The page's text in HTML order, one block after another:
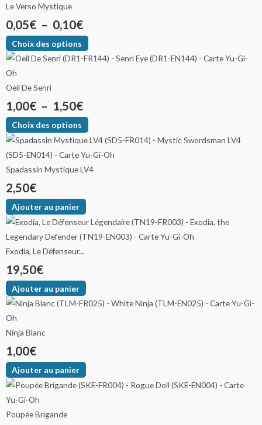
Le Verso Mystique
0,05€ – 0,10€
Choix des options
Oeil De Senri
1,00€ – 1,50€
Choix des options
Spadassin Mystique LV4
2,50€
Ajouter au panier
Exodia, Le Défenseur...
19,50€
Ajouter au panier
Ninja Blanc
1,00€
Ajouter au panier
Poupée Brigande